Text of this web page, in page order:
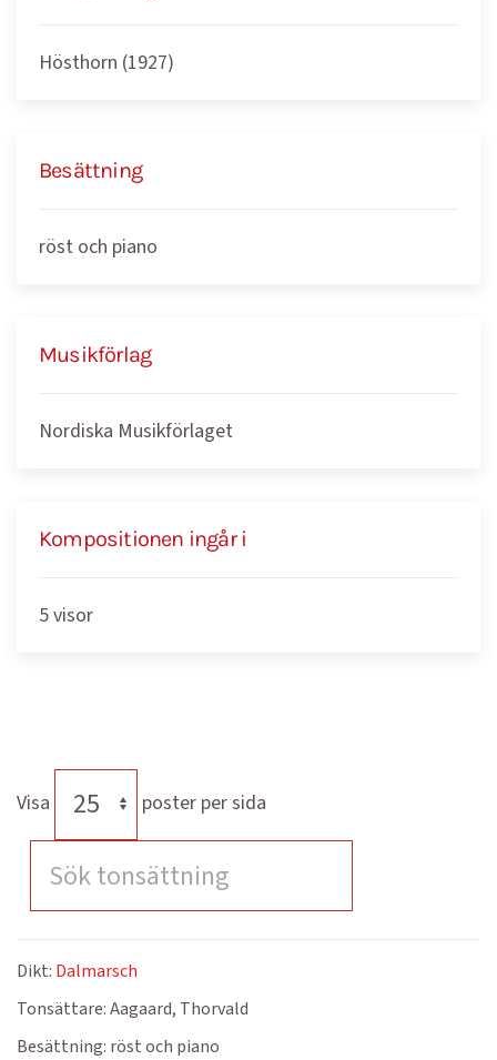
Hösthorn (1927)
Besättning
röst och piano
Musikförlag
Nordiska Musikförlaget
Kompositionen ingår i
5 visor
Visa poster per sida
Dikt: Dalmarsch
Tonsättare:Aagaard, Thorvald
Besättning: röst och piano